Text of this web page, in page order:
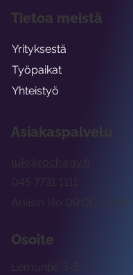
Asiakaspalvelu
tuki@rockway.fi
Arkisin klo 09:00 -15:00
045 7731 1111
Osoite
Lemuntie 3-5
Tietoa meistä
Yrityksestä
Työpaikat
Yhteistyö